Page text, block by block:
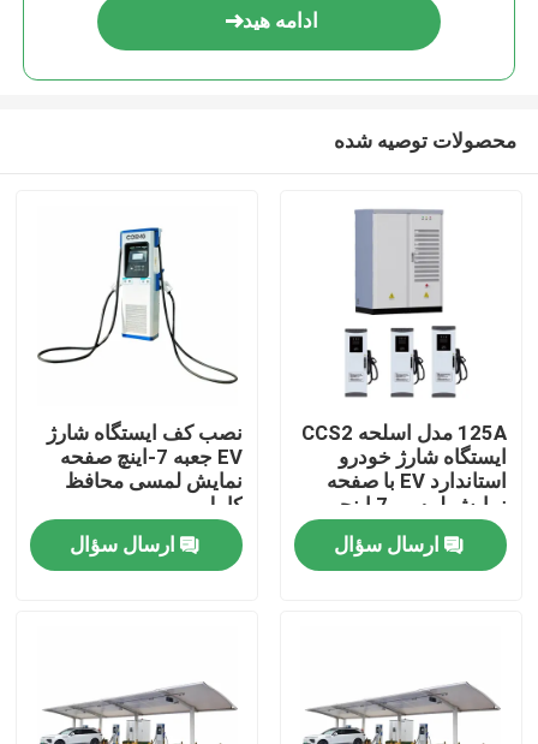
ویدیو
ادامه هید
محصولات توصیه شده
125A مدل اسلحه CCS2
ایستگاه شارژ خودرو
استاندارد EV با صفحه
نمایش لمسی 7 اینچی
ارسال سؤال
نصب کف ایستگاه شارژ
EV جعبه 7-اینچ صفحه
نمایش لمسی محافظ
کامل
ارسال سؤال